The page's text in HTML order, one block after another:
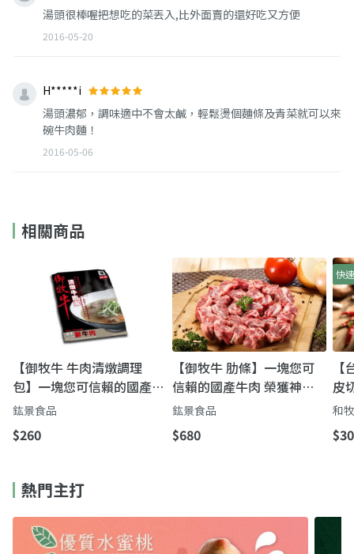
湯頭很棒喔把想吃的菜丟入,比外面賣的還好吃又方便
2016-05-20
H*****i
湯頭濃郁，調味適中不會太鹹，輕鬆燙個麵條及青菜就可以來
碗牛肉麵！
2016-05-06
相關商品
【御牧牛 牛肉清燉調理
包】一塊您可信賴的國產牛
肉
鈜景食品
$260
【御牧牛 肋條】一塊您可
信賴的國產牛肉 榮獲神農
獎殊榮
鈜景食品
$680
快
皮
牛
和
熱門主打